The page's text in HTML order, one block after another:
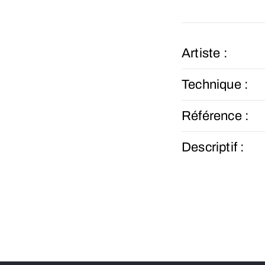
Artiste :
Technique :
Référence :
Descriptif :